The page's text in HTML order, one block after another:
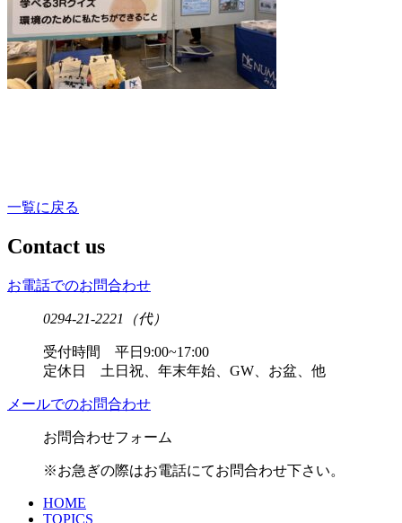
一覧に戻る
Contact us
お電話でのお問合わせ
0294-21-2221 （代）
受付時間 平日9:00~17:00
定休日 土日祝、年末年始、GW、お盆、他
メールでのお問合わせ
お問合わせフォーム
※お急ぎの際はお電話にてお問合わせ下さい。
HOME
TOPICS